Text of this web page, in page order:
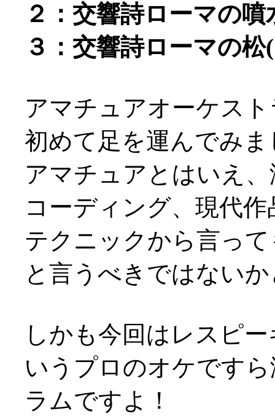
２：交響詩ローマの噴
３：交響詩ローマの松
アマチュアオーケス
初めて足を運んでみま
アマチュアとはいえ
コーディング、現代
テクニックから言っ
と言うべきではない
しかも今回はレスピ
いうプロのオケです
ラムですよ！